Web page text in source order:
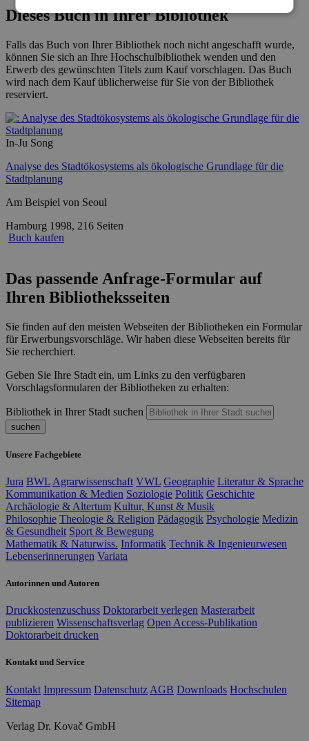
Dieses Buch in Ihrer Bibliothek
Falls das Buch von Ihrer Bibliothek noch nicht angeschafft wurde,
können Sie sich an Ihre Hochschulbibliothek wenden und den
Erwerb des gewünschten Titels zum Kauf vorschlagen. Das Buch
wird nach dem Kauf üblicherweise für Sie von der Bibliothek
reserviert.
In-Ju Song
Analyse des Stadtökosystems als ökologische Grundlage für die
Stadtplanung
Am Beispiel von Seoul
Hamburg 1998, 216 Seiten
Buch kaufen
Das passende Anfrage-Formular auf
Ihren Bibliotheksseiten
Sie finden auf den meisten Webseiten der Bibliotheken ein Formular
für Erwerbungsvorschläge. Wir haben diese Webseiten bereits für
Sie recherchiert.
Geben Sie Ihre Stadt ein, um Links zu den verfügbaren
Vorschlagsformularen der Bibliotheken zu erhalten:
Bibliothek in Ihrer Stadt suchen
suchen
Unsere Fachgebiete
Jura BWL Agrarwissenschaft VWL Geographie Literatur & Sprache
Kommunikation & Medien Soziologie Politik Geschichte
Archäologie & Altertum Kultur, Kunst & Musik
Philosophie Theologie & Religion Pädagogik Psychologie Medizin
& Gesundheit Sport & Bewegung
Mathematik & Naturwiss. Informatik Technik & Ingenieurwesen
Lebenserinnerungen Variata
Autorinnen und Autoren
Druckkostenzuschuss Doktorarbeit verlegen Masterarbeit
publizieren Wissenschaftsverlag Open Access-Publikation
Doktorarbeit drucken
Kontakt und Service
Kontakt Impressum Datenschutz AGB Downloads Hochschulen
Sitemap
Verlag Dr. Kovač GmbH